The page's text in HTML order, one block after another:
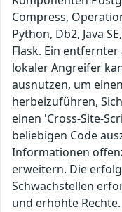
Compress,
Python, Db2, Java
Flask. Ein
lokaler Angreifer
ausnutzen, um
herbeizuführen,
einen 'Cross-Site-
beliebigen Code
Informationen
erweitern. Die
Schwachstellen
und erhöhte Rechte.